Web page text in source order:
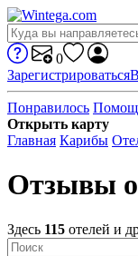
0
Зарегистрироваться
Понравилось
Открыть карту
Главная Карибы
Отзывы
Здесь 115 отелей и